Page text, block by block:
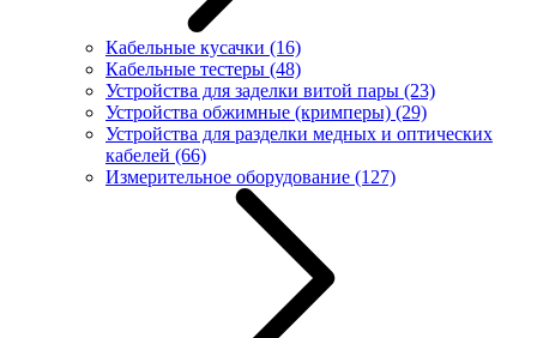
Кабельные кусачки (16)
Кабельные тестеры (48)
Устройства для заделки витой пары (23)
Устройства обжимные (кримперы) (29)
Устройства для разделки медных и оптических
кабелей (66)
Измерительное оборудование (127)